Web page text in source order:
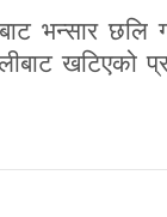
भन्सार छलि
खटिएको